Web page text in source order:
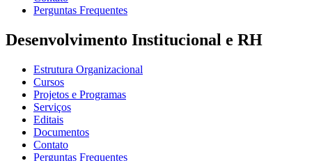
Perguntas Frequentes
Desenvolvimento Institucional e RH
Estrutura Organizacional
Cursos
Projetos e Programas
Serviços
Editais
Documentos
Contato
Perguntas Frequentes